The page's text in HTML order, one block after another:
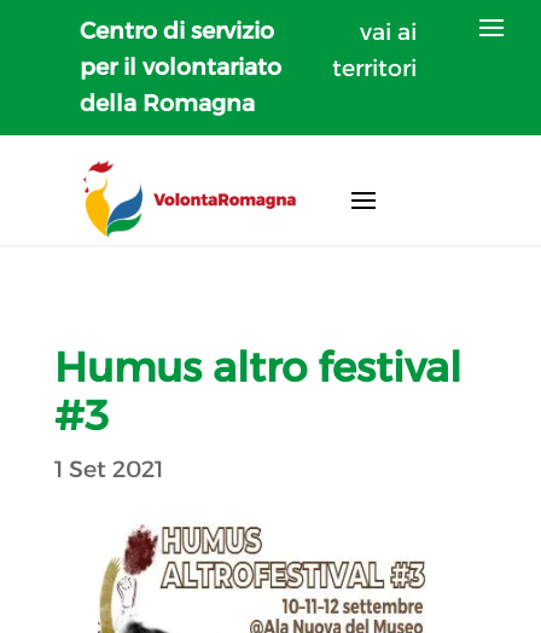
Centro di servizio
per il volontariato
della Romagna
vai ai
territori
Humus altro festival
#3
1 Set 2021